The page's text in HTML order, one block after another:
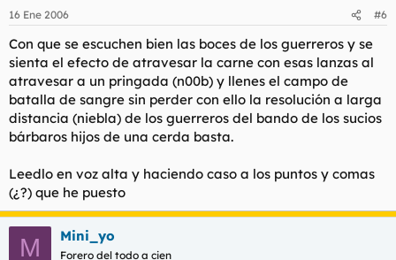
16 Ene 2006 #6
Con que se escuchen bien las boces de los guerreros y se
sienta el efecto de atravesar la carne con esas lanzas al
atravesar a un pringada (n00b) y llenes el campo de
batalla de sangre sin perder con ello la resolución a larga
distancia (niebla) de los guerreros del bando de los sucios
bárbaros hijos de una cerda basta.
Leedlo en voz alta y haciendo caso a los puntos y comas
(¿?) que he puesto
M Mini_yo
Forero del todo a cien